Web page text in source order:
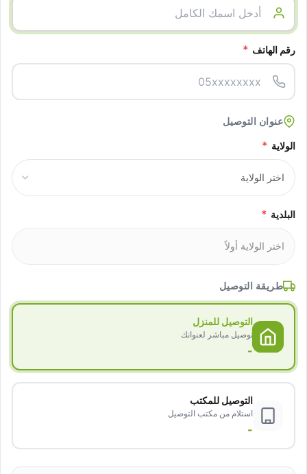
رقم الهاتف *
عنوان التوصيل
الولاية *
البلدية *
طريقة التوصيل
التوصيل للمنزل
توصيل مباشر لعنوانك
-
التوصيل للمكتب
استلام من مكتب التوصيل
-